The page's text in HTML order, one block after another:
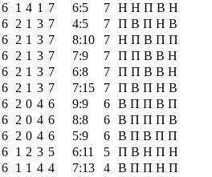
6 1 4 1 7 6:5 7 Н Н П В Н
6 2 1 3 7 4:5 7 П В П Н В
6 2 1 3 7 8:10 7 Н П В П П
6 2 1 3 7 7:9 7 П П В В Н
6 2 1 3 7 6:8 7 П П В В Н
6 2 1 3 7 7:15 7 П В П Н В
6 2 0 4 6 9:9 6 В П П В П
6 2 0 4 6 8:8 6 В П П П В
6 2 0 4 6 5:9 6 В П В П П
6 1 2 3 5 6:11 5 П В Н П Н
6 1 1 4 4 7:13 4 В П П Н П